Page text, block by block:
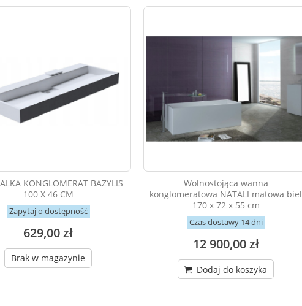
KONGLOMERAT BAZYLIS
100 X 46 CM
Zapytaj o dostępność
629,00 zł
Brak w magazynie
Wolnostojąca wanna
konglomeratowa NATALI matowa biel
170 x 72 x 55 cm
Czas dostawy 14 dni
12 900,00 zł
Dodaj do koszyka